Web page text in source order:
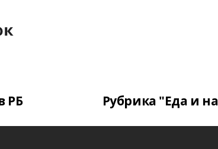
РБ Рубрика "Еда и